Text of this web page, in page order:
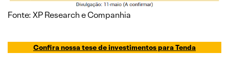
Fonte: XP Research e Companhia
Confira nossa tese de investimentos paraTenda